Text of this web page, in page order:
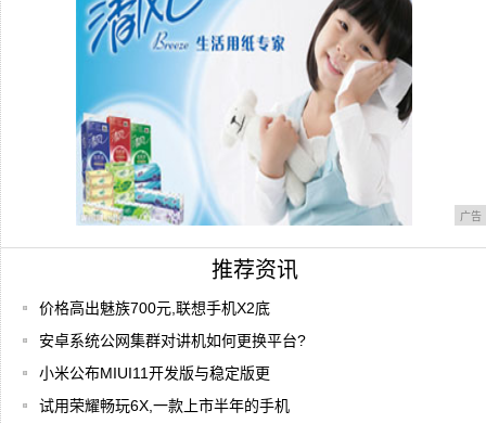
广告
推荐资讯
价格高出魅族700元,联想手机X2底
安卓系统公网集群对讲机如何更换平台?
小米公布MIUI11开发版与稳定版更
试用荣耀畅玩6X,一款上市半年的手机